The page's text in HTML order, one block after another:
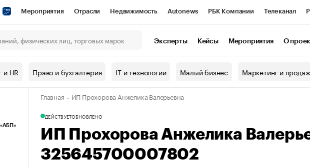
Мероприятия Отрасли Недвижимость Autonews РБК Компании Телеканал
СПб Спецпроекты Проверка контрагентов
Рынок наличной валюты
Эксперты Кейсы Мероприятия О
HR Право и бухгалтерия IT и технологии Малый бизнес Маркетинг и
Главная ИП Прохорова Анжелика Валерьевна
ДЕЙСТВУЕТОБНОВЛЕНО
ИП Прохорова Анжелика
325645700007802